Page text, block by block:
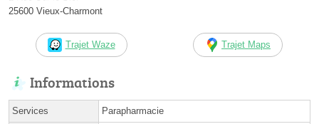
25600 Vieux-Charmont
Trajet Waze Trajet Maps
Informations
Services Parapharmacie